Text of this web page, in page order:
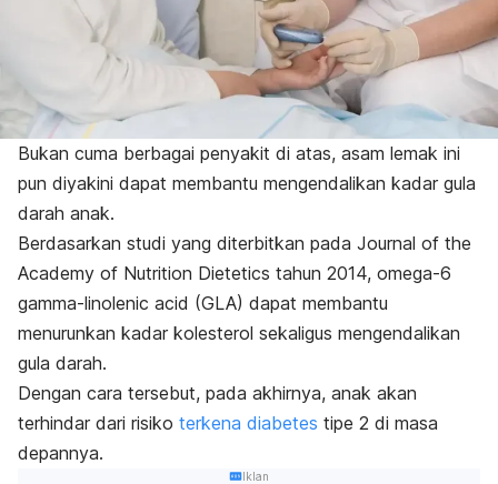
Bukan cuma berbagai penyakit di atas, asam lemak ini
pun diyakini dapat membantu mengendalikan kadar gula
darah anak.
Berdasarkan studi yang diterbitkan pada Journal of the
Academy of Nutrition Dietetics tahun 2014, omega-6
gamma-linolenic acid (GLA) dapat membantu
menurunkan kadar kolesterol sekaligus mengendalikan
gula darah.
Dengan cara tersebut, pada akhirnya, anak akan
terhindar dari risiko terkena diabetes tipe 2 di masa
depannya.
Iklan